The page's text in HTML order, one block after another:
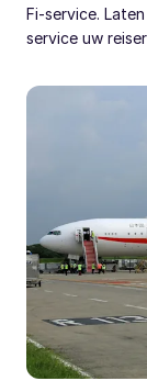
Fi-service.
service uw